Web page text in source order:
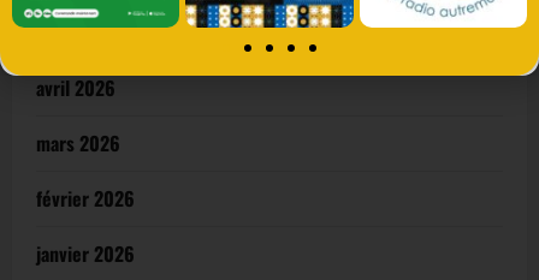
mai 2026
avril 2026
mars 2026
février 2026
janvier 2026